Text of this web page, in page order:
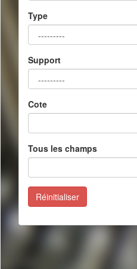
Type
Support
Cote
Tous les champs
Réinitialiser